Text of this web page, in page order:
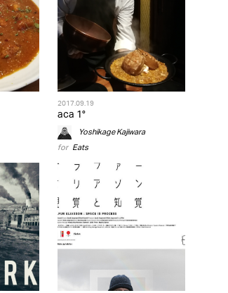
2017.09.19
aca 1°
Yoshikage Kajiwara
for Eats